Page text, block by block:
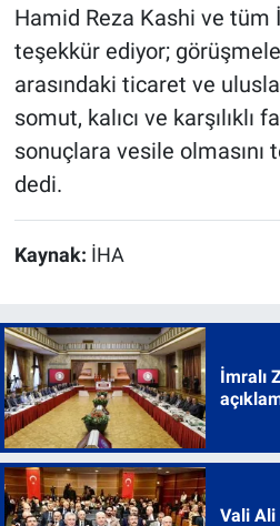
Hamid Reza Kashi ve tüm
teşekkür ediyor;
arasındaki ticaret ve
somut, kalıcı ve karşılıklı
sonuçlara vesile olmasını
dedi.
Kaynak: İHA
İmralı
Vali Ali